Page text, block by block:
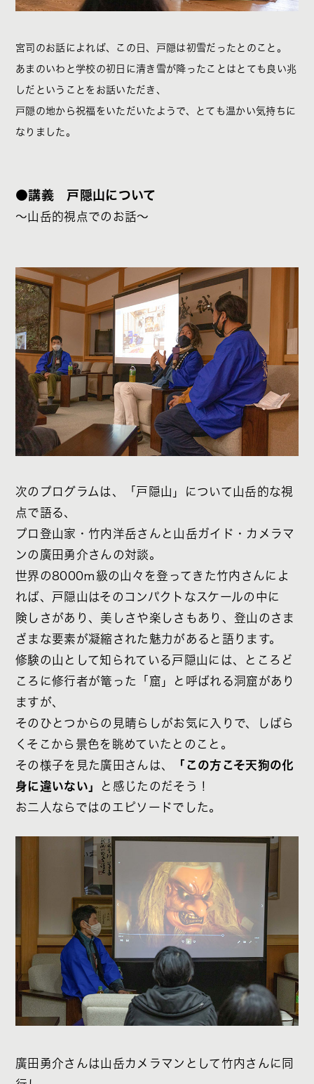
宮司のお話によれば、この日、戸隠は初雪だったとのこと。
あまのいわと学校の初日に清き雪が降ったことはとても良い兆
しだということをお話いただき、
戸隠の地から祝福をいただいたようで、とても温かい気持ちに
なりました。
●講義 戸隠山について
～山岳的視点でのお話～
次のプログラムは、「戸隠山」について山岳的な視
点で語る、
プロ登山家・竹内洋岳さんと山岳ガイド・カメラマ
ンの廣田勇介さんの対談。
世界の8000ｍ級の山々を登ってきた竹内さんによ
れば、戸隠山はそのコンパクトなスケールの中に
険しさがあり、美しさや楽しさもあり、登山のさま
ざまな要素が凝縮された魅力があると語ります。
修験の山として知られている戸隠山には、ところど
ころに修行者が篭った「窟」と呼ばれる洞窟があり
ますが、
そのひとつからの見晴らしがお気に入りで、しばら
くそこから景色を眺めていたとのこと。
その様子を見た廣田さんは、
「この方こそ天狗の化
身に違いない」
と感じたのだそう！
お二人ならではのエピソードでした。
廣田勇介さんは山岳カメラマンとして竹内さんに同